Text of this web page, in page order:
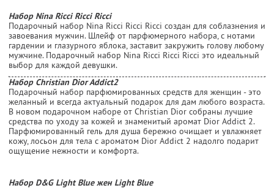
Набор Nina Ricci Ricci Ricci
Подарочный набор Nina Ricci Ricci Ricci создан для соблазнения и
завоевания мужчин. Шлейф от парфюмерного набора, с нотами
гардении и глазурного яблока, заставит закружить голову любому
мужчине. Подарочный набор Nina Ricci Ricci Ricci это идеальный
выбор для каждой девушки.
Набор Christian Dior Addict2
Подарочный набор парфюмированных средств для женщин - это
желанный и всегда актуальный подарок для дам любого возраста.
В новом подарочном наборе от Christian Dior собраны лучшие
средства по уходу за кожей и знаменитый аромат Dior Addict 2.
Парфюмированный гель для душа бережно очищает и увлажняет
кожу, лосьон для тела с ароматом Dior Addict 2 надолго подарит
ощущение нежности и комфорта.
Набор D&G Light Blue жен Light Blue